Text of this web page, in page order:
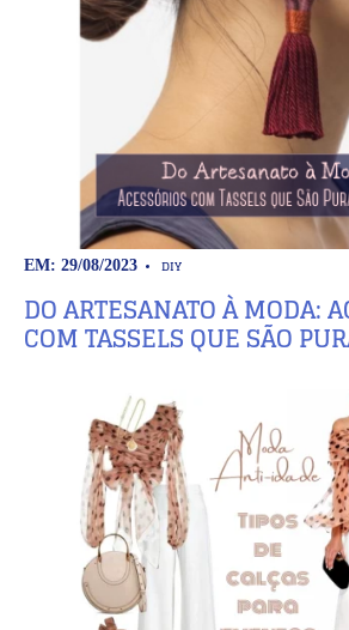
EM: 29/08/2023 DIY
DO ARTESANATO À MODA:
COM TASSELS QUE SÃO